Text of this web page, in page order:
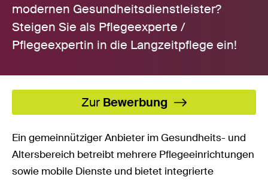
modernen Gesundheitsdienstleister?
Steigen Sie als Pflegeexperte /
Pflegeexpertin in die Langzeitpflege ein!
Zur Bewerbung
Ein gemeinnütziger Anbieter im Gesundheits- und
Altersbereich betreibt mehrere Pflegeeinrichtungen
sowie mobile Dienste und bietet integrierte